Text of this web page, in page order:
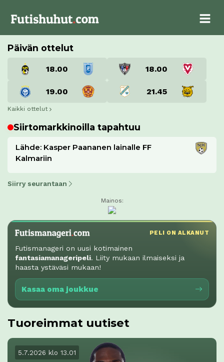
Päivän ottelut
18.00 18.00
19.00 21.45
Kaikki ottelut
Siirtomarkkinoilla tapahtuu
Lähde: Kasper Paananen lainalle FF
Kalmariin
Siirry seurantaan
Mainos:
PELI ON ALKANUT
Futismanageri on uusi kotimainen
fantasiamanageripeli. Liity mukaan ilmaiseksi ja
haasta ystäväsi mukaan!
Kasaa oma joukkue
Tuoreimmat uutiset
5.7.2026 klo 13.01